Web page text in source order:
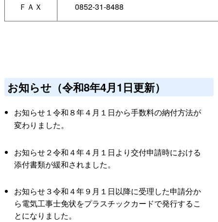
ＦＡＸ 0852-31-8488
お知らせ（令和8年4月1日更新）
お知らせ１ 令和８年４月１日から手数料の納付方法が
変わりました。
お知らせ２令和４年４月１日より交付申請時における
添付書類が緩和されました。
お知らせ３令和４年９月１日以降に受理した申請分か
ら電気工事士免状をプラスチックカードで発行するこ
とになりました。